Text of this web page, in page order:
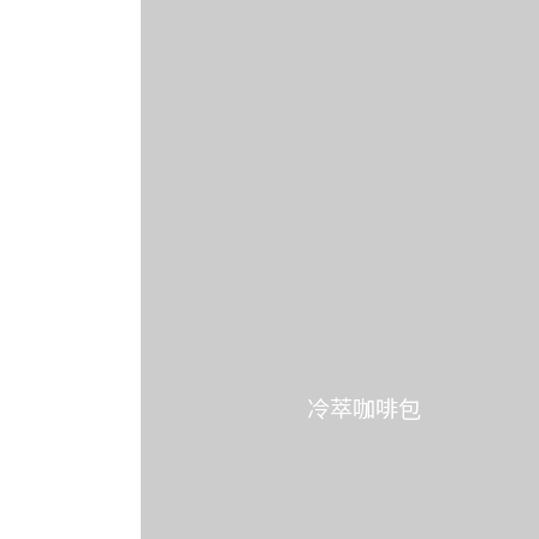
冷萃咖啡包